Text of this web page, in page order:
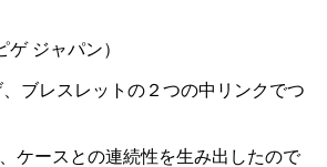
ブレスレットの２つの中リンクでつ
ケースとの連続性を生み出したので